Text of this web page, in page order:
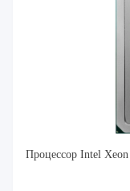
Процессор Intel